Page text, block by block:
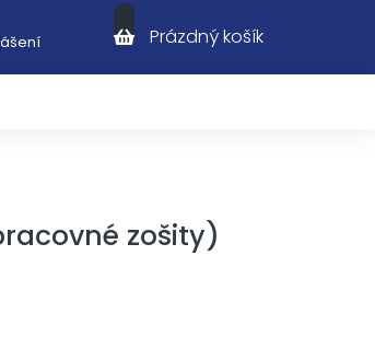
Nákupní košík
Prázdný košík
zošity)